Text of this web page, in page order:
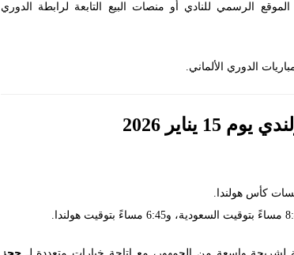
الموقع الرسمي للنادي أو منصات البيع التابعة لرابطة الدوري
الدوري الألماني.
2026
كأس هولندا.